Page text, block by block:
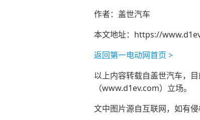
作者：盖世汽车
本文地址： https://
返回第一电动网首页 >
以上内容转载自盖世汽车，
（www.d1ev.com）立场。
文中图片源自互联网，如有